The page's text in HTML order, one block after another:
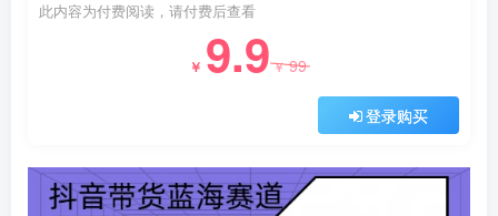
此内容为付费阅读，请付费后查看
￥ 9.9￥99
登录购买